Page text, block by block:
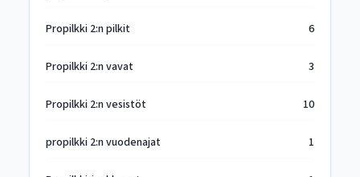
Propilkki 2:n pilkit 6
Propilkki 2:n vavat 3
Propilkki 2:n vesistöt 10
propilkki 2:n vuodenajat 1